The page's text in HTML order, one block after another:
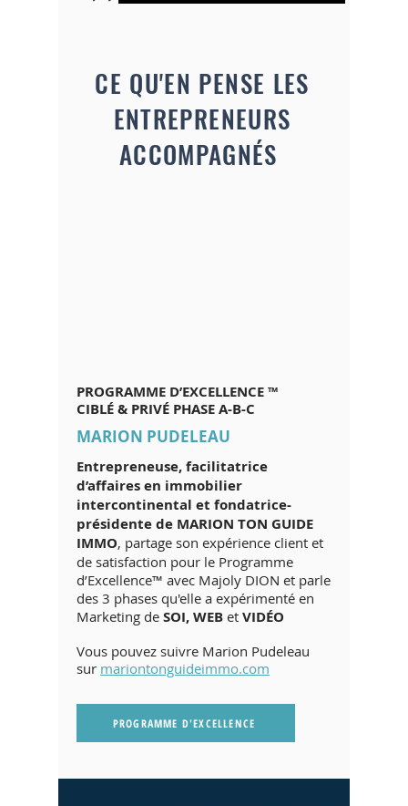
CE QU'EN PENSE LES
ENTREPRENEURS
ACCOMPAGNÉS
PROGRAMME D’EXCELLENCE ™
CIBLÉ & PRIVÉ PHASE A-B-C
MARION PUDELEAU
Entrepreneuse, facilitatrice
d’affaires en immobilier
intercontinental et fondatrice-
présidente de MARION TON GUIDE
IMMO, partage son expérience client et
de satisfaction pour le Programme
d’Excellence™ avec Majoly DION et parle
des 3 phases qu'elle a expérimenté en
Marketing de SOI, WEB et VIDÉO
Vous pouvez suivre Marion Pudeleau
sur mariontonguideimmo.com
PROGRAMME D'EXCELLENCE